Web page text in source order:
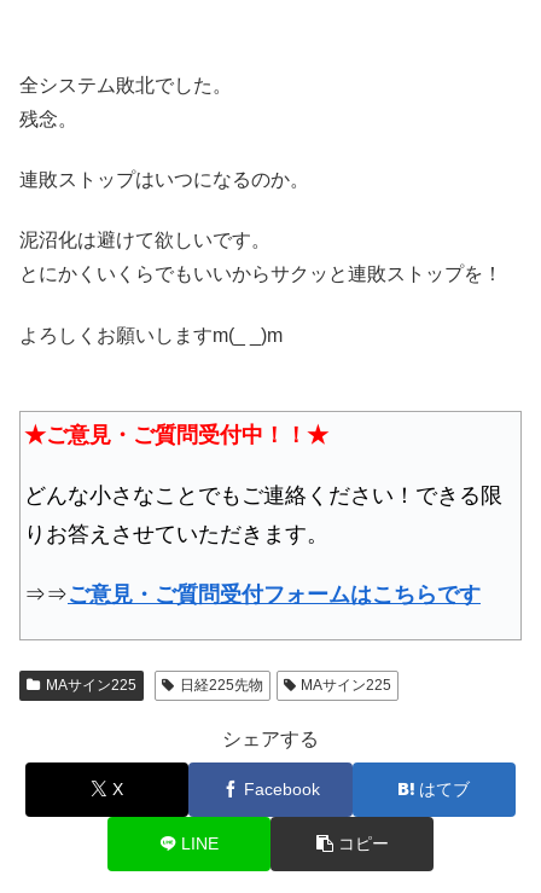
全システム敗北でした。
残念。
連敗ストップはいつになるのか。
泥沼化は避けて欲しいです。
とにかくいくらでもいいからサクッと連敗ストップを！
よろしくお願いしますm(_ _)m
★ご意見・ご質問受付中！！★
どんな小さなことでもご連絡ください！できる限
りお答えさせていただきます。
⇒⇒ご意見・ご質問受付フォームはこちらです
MAサイン225 日経225先物 MAサイン225
シェアする
X Facebook はてブ
LINE コピー